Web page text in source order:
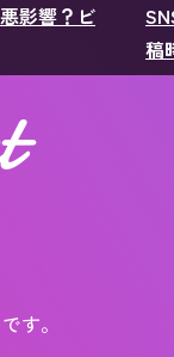
高める投
す。